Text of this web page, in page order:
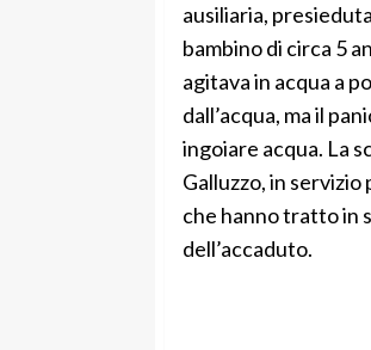
ausiliaria,
bambino di circa 5
agitava in acqua a
dall’acqua, ma il
ingoiare acqua. La
Galluzzo, in
che hanno tratto in
dell’accaduto.